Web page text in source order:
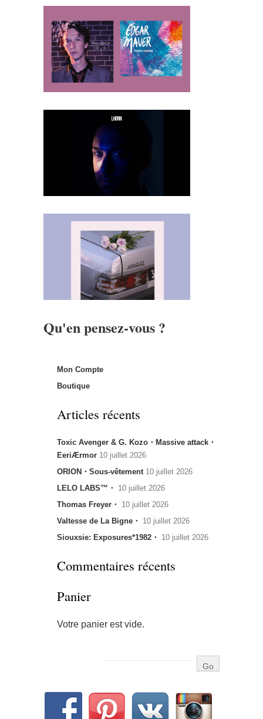
Qu'en pensez-vous ?
Mon Compte
Boutique
Articles récents
Toxic Avenger & G. Kozo・Massive attack・
EeriÆrmor 10 juillet 2026
ORION・Sous-vêtement 10 juillet 2026
LELO LABS™・ 10 juillet 2026
Thomas Freyer・ 10 juillet 2026
Valtesse de La Bigne・ 10 juillet 2026
Siouxsie: Exposures*1982・ 10 juillet 2026
Commentaires récents
Panier
Votre panier est vide.